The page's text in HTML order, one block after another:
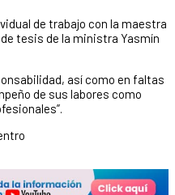
de trabajo con la maestra
tesis de la ministra Yasmín
así como en faltas
de sus labores como